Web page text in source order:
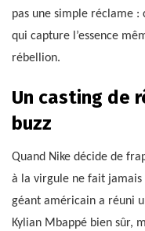
pas une simple réclame :
qui capture l’essence
rébellion.
Un casting de
buzz
Quand Nike décide de
à la virgule ne fait jamais
géant américain a réuni
Kylian Mbappé bien sûr,